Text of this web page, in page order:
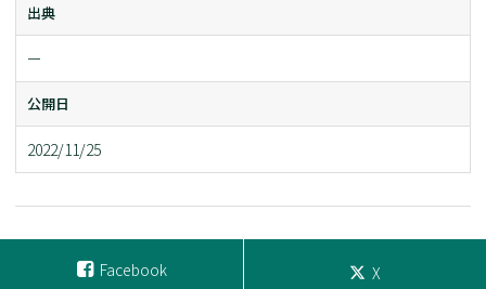
出典
ー
公開日
2022/11/25
Facebook X